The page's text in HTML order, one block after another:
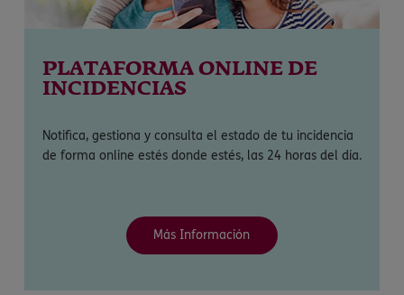
PLATAFORMA ONLINE DE
INCIDENCIAS
Notifica, gestiona y consulta el estado de tu incidencia
de forma online estés donde estés, las 24 horas del día.
Más Información